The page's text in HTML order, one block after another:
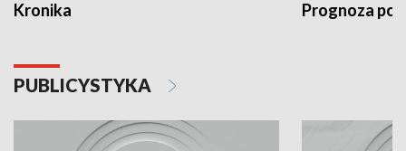
Kronika Prognoza
PUBLICYSTYKA